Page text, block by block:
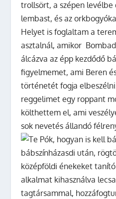
trollsört, a szépen
lembast, és az
Helyet is foglaltam a
asztalnál, amikor
álcázva az épp kezdődő
figyelmemet, ami Beren
történetét fogja
reggelimet egy roppant
költhettem el, ami
sok nevetés állandó
bábszínházasdi után,
középföldi énekeket
alkalmat kihasználva
tagtársammal,